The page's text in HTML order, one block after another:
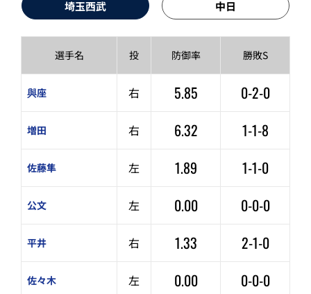
埼玉西武 中日
選手名 投 防御率 勝敗S
與座 右 5.85 0-2-0
増田 右 6.32 1-1-8
佐藤隼 左 1.89 1-1-0
公文 左 0.00 0-0-0
平井 右 1.33 2-1-0
佐々木 左 0.00 0-0-0